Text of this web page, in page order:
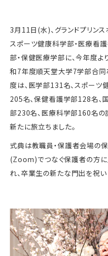
3月11日(水)、グランドプリン
スポーツ健康科学部・医療看
部・保健医療学部に、今年度
和7年度順天堂大学7学部合同
度は、医学部131名、スポー
205名、保健看護学部128名、
部230名、医療科学部160名
新たに旅立ちました。
式典は教職員・保護者会場の
(Zoom)でつなぐ保護者の方
れ、卒業生の新たな門出を祝い